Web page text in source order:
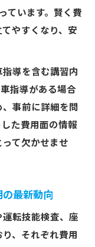
ています。賢く費
やすくなり、安
導を含む講習内
指導がある場合
事前に詳細を問
た費用面の情報
て欠かせませ
最新動向
転技能検査、座
、それぞれ費用